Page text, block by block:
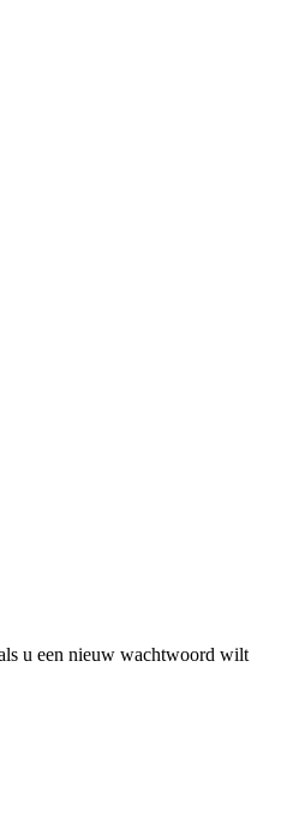
u een nieuw wachtwoord wilt